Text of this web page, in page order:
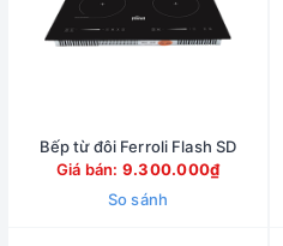
Bếp từ đôi Ferroli Flash SD
Giá bán: 9.300.000₫
So sánh